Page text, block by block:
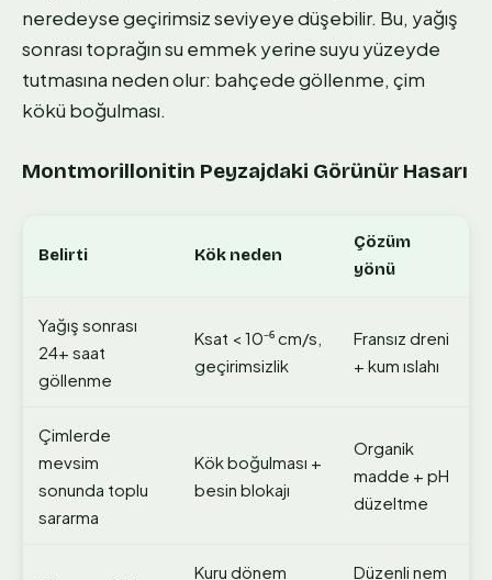
neredeyse geçirimsiz seviyeye düşebilir. Bu, yağış
sonrası toprağın su emmek yerine suyu yüzeyde
tutmasına neden olur: bahçede göllenme, çim
kökü boğulması.
Montmorillonitin Peyzajdaki Görünür Hasarı
Belirti Kök neden
Çözüm
yönü
Yağış sonrası
24+ saat
göllenme
Ksat < 10⁻⁶ cm/s,
geçirimsizlik
Fransız dreni
+ kum ıslahı
Çimlerde
mevsim
sonunda toplu
sararma
Kök boğulması +
besin blokajı
Organik
madde + pH
düzeltme
Kuru dönem
Düzenli nem